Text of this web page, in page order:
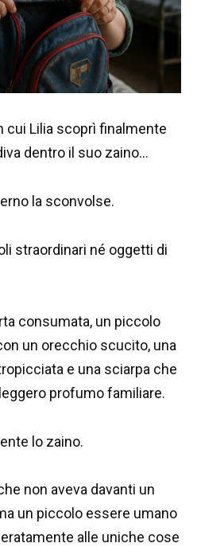
cui Lilia scoprì finalmente
dentro il suo zaino…
la sconvolse.
straordinari né oggetti di
consumata, un piccolo
un orecchio scucito, una
e una sciarpa che
profumo familiare.
lo zaino.
non aveva davanti un
un piccolo essere umano
alle uniche cose